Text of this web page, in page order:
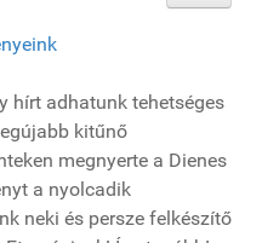
hírt adhatunk tehetséges
kitűnő
megnyerte a Dienes
a nyolcadik
neki és persze felkészítő